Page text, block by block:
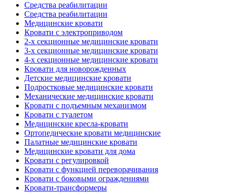
Средства реабилитации
Средства реабилитации
Медицинские кровати
Кровати с электроприводом
2-х секционные медицинские кровати
3-х секционные медицинские кровати
4-х секционные медицинские кровати
Кровати для новорожденных
Детские медицинские кровати
Подростковые медицинские кровати
Механические медицинские кровати
Кровати с подъемным механизмом
Кровати с туалетом
Медицинские крeсла-кровати
Ортопедические кровати медицинские
Палатные медицинские кровати
Медицинские кровати для дома
Кровати с регулировкой
Кровати с функцией переворачивания
Кровати с боковыми ограждениями
Кровати-трансформеры